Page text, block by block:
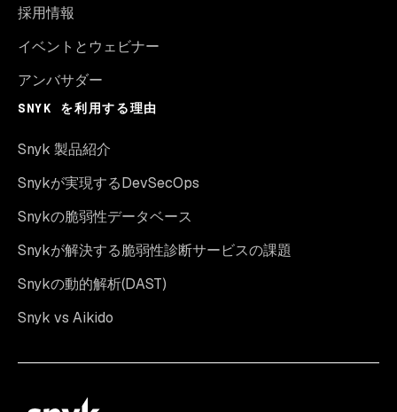
採用情報
イベントとウェビナー
アンバサダー
SNYK を利用する理由
Snyk 製品紹介
Snykが実現するDevSecOps
Snykの脆弱性データベース
Snykが解決する脆弱性診断サービスの課題
Snykの動的解析(DAST)
Snyk vs Aikido